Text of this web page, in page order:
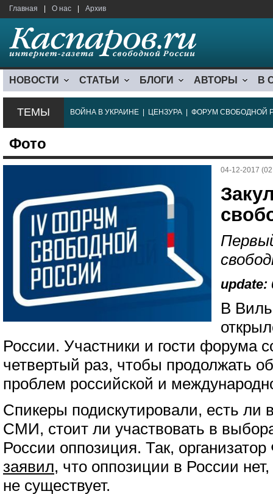
Главная О нас Архив
НОВОСТИ СТАТЬИ БЛОГИ АВТОРЫ В
ТЕМЫ ВОЙНА В УКРАИНЕ ЦЕНЗУРА ФОРУМ СВОБОДНОЙ
Фото
04-12-2017
update:
В
России. Участники и гости форума
четвертый раз, чтобы продолжать
проблем российской и
Спикеры подискутировали, есть ли
СМИ, стоит ли участвовать в
России оппозиция. Так,
заявил, что оппозиции в России
не существует.